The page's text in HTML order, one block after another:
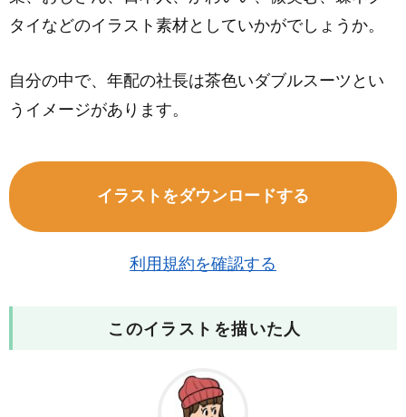
タイなどのイラスト素材としていかがでしょうか。
自分の中で、年配の社長は茶色いダブルスーツとい
うイメージがあります。
イラストをダウンロードする
利用規約を確認する
このイラストを描いた人